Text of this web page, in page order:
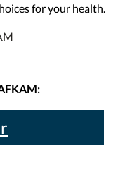
for your health.